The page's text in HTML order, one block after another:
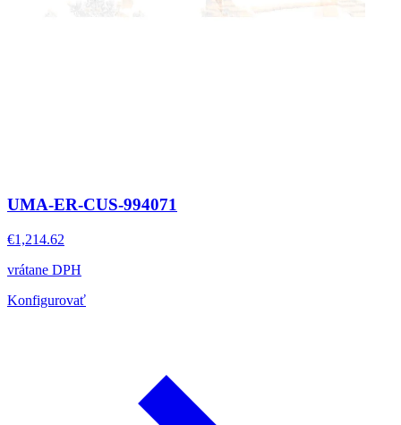
UMA-ER-CUS-994071
€1,214.62
vrátane DPH
Konfigurovať